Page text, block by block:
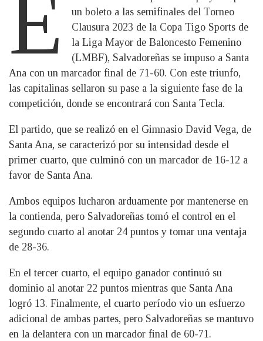
E
un boleto a las semifinales del Torneo
Clausura 2023 de la Copa Tigo Sports de
la Liga Mayor de Baloncesto Femenino
(LMBF), Salvadoreñas se impuso a Santa
Ana con un marcador final de 71-60. Con este triunfo,
las capitalinas sellaron su pase a la siguiente fase de la
competición, donde se encontrará con Santa Tecla.
El partido, que se realizó en el Gimnasio David Vega, de
Santa Ana, se caracterizó por su intensidad desde el
primer cuarto, que culminó con un marcador de 16-12 a
favor de Santa Ana.
Ambos equipos lucharon arduamente por mantenerse en
la contienda, pero Salvadoreñas tomó el control en el
segundo cuarto al anotar 24 puntos y tomar una ventaja
de 28-36.
En el tercer cuarto, el equipo ganador continuó su
dominio al anotar 22 puntos mientras que Santa Ana
logró 13. Finalmente, el cuarto período vio un esfuerzo
adicional de ambas partes, pero Salvadoreñas se mantuvo
en la delantera con un marcador final de 60-71.